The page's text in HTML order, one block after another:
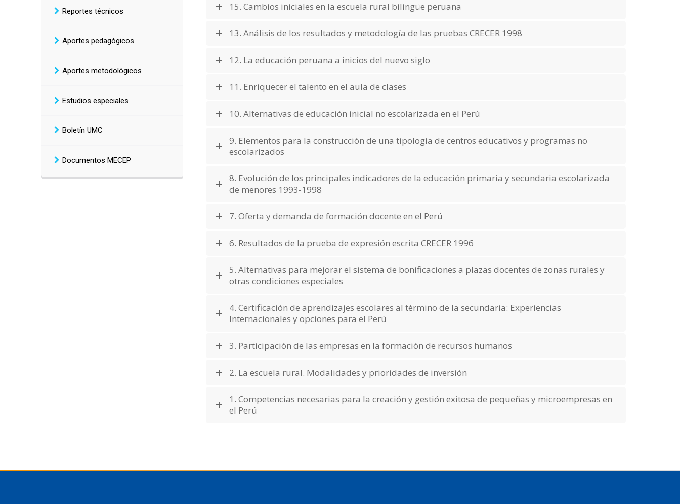
Reportes técnicos
Aportes pedagógicos
Aportes metodológicos
Estudios especiales
Boletín UMC
Documentos MECEP
15. Cambios iniciales en la escuela rural bilingüe peruana
13. Análisis de los resultados y metodología de las pruebas CRECER 1998
12. La educación peruana a inicios del nuevo siglo
11. Enriquecer el talento en el aula de clases
10. Alternativas de educación inicial no escolarizada en el Perú
9. Elementos para la construcción de una tipología de centros educativos y programas no
escolarizados
8. Evolución de los principales indicadores de la educación primaria y secundaria escolarizada
de menores 1993-1998
7. Oferta y demanda de formación docente en el Perú
6. Resultados de la prueba de expresión escrita CRECER 1996
5. Alternativas para mejorar el sistema de bonificaciones a plazas docentes de zonas rurales y
otras condiciones especiales
4. Certificación de aprendizajes escolares al término de la secundaria: Experiencias
Internacionales y opciones para el Perú
3. Participación de las empresas en la formación de recursos humanos
2. La escuela rural. Modalidades y prioridades de inversión
1. Competencias necesarias para la creación y gestión exitosa de pequeñas y microempresas en
el Perú